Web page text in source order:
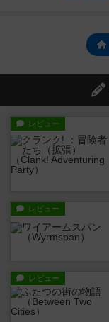
レビュー
レビュー
レビュー